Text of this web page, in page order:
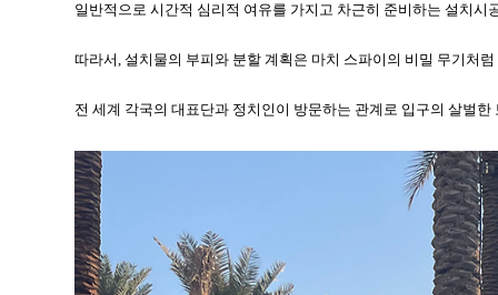
일반적으로 시간적 심리적 여유를 가지고 차근히 준비하는 설치시
따라서, 설치물의 부피와 분할 계획은 마치 스파이의 비밀 무기처
전 세계 각국의 대표단과 정치인이 방문하는 관계로 입구의 살벌